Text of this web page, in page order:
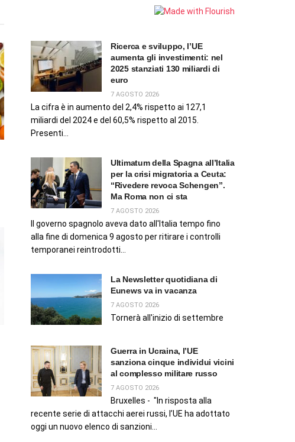
Ricerca e sviluppo, l’UE
aumenta gli investimenti: nel
2025 stanziati 130 miliardi di
euro
7 AGOSTO 2026
La cifra è in aumento del 2,4% rispetto ai 127,1
miliardi del 2024 e del 60,5% rispetto al 2015.
Presenti...
Ultimatum della Spagna all’Italia
per la crisi migratoria a Ceuta:
“Rivedere revoca Schengen”.
Ma Roma non ci sta
7 AGOSTO 2026
Il governo spagnolo aveva dato all'Italia tempo fino
alla fine di domenica 9 agosto per ritirare i controlli
temporanei reintrodotti...
La Newsletter quotidiana di
Eunews va in vacanza
7 AGOSTO 2026
Tornerà all'inizio di settembre
Guerra in Ucraina, l’UE
sanziona cinque individui vicini
al complesso militare russo
7 AGOSTO 2026
Bruxelles - "In risposta alla
recente serie di attacchi aerei russi, l’UE ha adottato
oggi un nuovo elenco di sanzioni...